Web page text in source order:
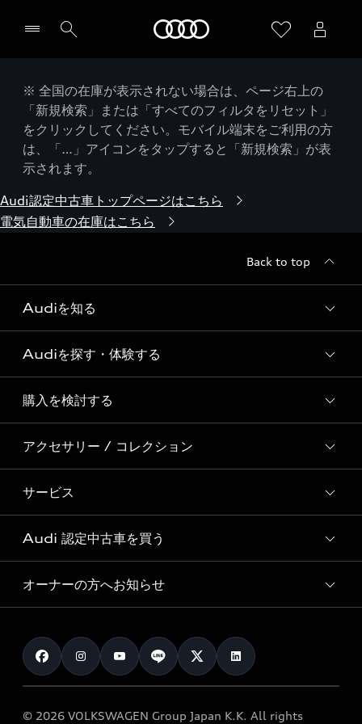
※ 全国の在庫が表示されない場合は、ページ右上の
「新規検索」または「すべてのフィルタをリセット」
をクリックしてください。モバイル端末をご利用の方
は、「…」アイコンをタップすると「新規検索」が表
示されます。
Audi認定中古車トップページはこちら
電気自動車の在庫はこちら
Back to top
Audiを知る
Audi ブランド
Story of Progress
Audi Sport
Formula 1®
デジタルサービス
Audiを探す・体験する
ディーラー検索
新車在庫検索
試乗車・展示車検索
見積り依頼
試乗予約
購入を検討する
モデル一覧
特別仕様モデル / 限定モデル
e-tronラインアップ
価格シミュレーション
車両比較
カタログ一覧
アクセサリー / コレクション
純正アクセサリー
オンラインショップ
Audi collection
アウディナビアプリ
サービス
サービス入庫予約
サービスプログラム
メンテナンス
車検 / 定期点検
e-tronアフターサポート
Audi 認定中古車を買う
Audi認定中古車
クオリティ
保証
メンテナンス
オーナーの方へお知らせ
お知らせ
オーナー様向けキャンペーン
© 2026 VOLKSWAGEN Group Japan K.K. All rights